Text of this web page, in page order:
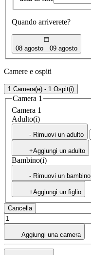
Quando arriverete?
08 agosto 09 agosto
Camere e ospiti
1 Camera(e) - 1 Ospit(i)
Camera 1
Camera 1
Adulto(i)
- Rimuovi un adulto
+Aggiungi un adulto
Bambino(i)
- Rimuovi un bambino
+Aggiungi un figlio
Cancella
Aggiungi una camera